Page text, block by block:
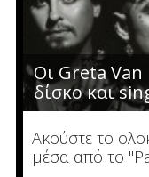
Οι Greta Van
δίσκο και
Ακούστε το
μέσα από το